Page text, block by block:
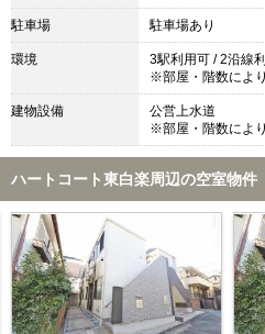
駐車場 駐車場あり
環境
3駅利用可 / 2沿線
※部屋・階数によ
建物設備
公営上水道
※部屋・階数によ
ハートコート東白楽周辺の空室物件